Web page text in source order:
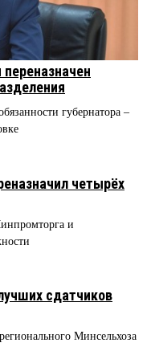
губернатора –
четырёх
и
сдатчиков
Минсельхоза